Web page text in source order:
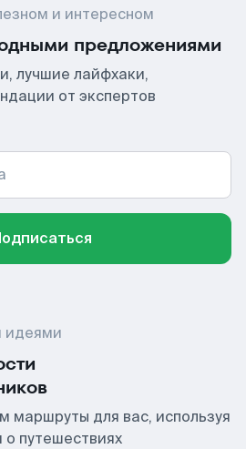
и интересном
предложениями
лучшие лайфхаки,
от экспертов
идеями
маршруты для вас, используя
о путешествиях